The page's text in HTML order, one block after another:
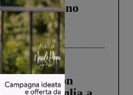
cui morirono
il
fra tir....
di Castiglion